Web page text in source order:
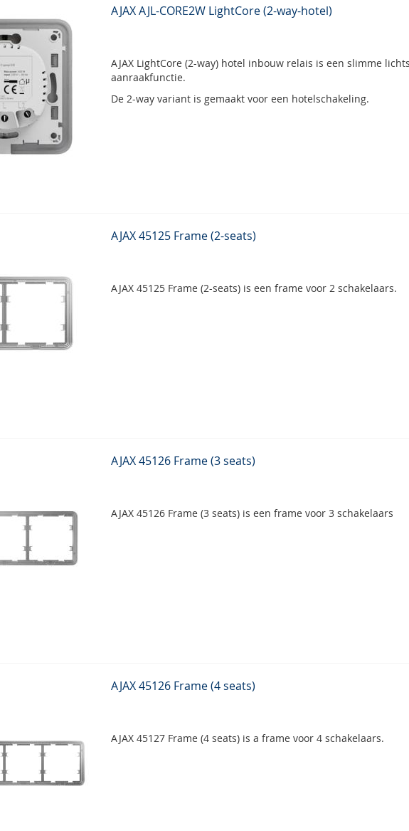
AJAX AJL-CORE2W LightCore (2-way-hotel)
AJAX LightCore (2-way) hotel inbouw relais is een slimme
aanraakfunctie.
De 2-way variant is gemaakt voor een hotelschakeling.
AJAX 45125 Frame (2-seats)
AJAX 45125 Frame (2-seats) is een frame voor 2 schakelaars.
AJAX 45126 Frame (3 seats)
AJAX 45126 Frame (3 seats) is een frame voor 3 schakelaars
AJAX 45126 Frame (4 seats)
AJAX 45127 Frame (4 seats) is a frame voor 4 schakelaars.